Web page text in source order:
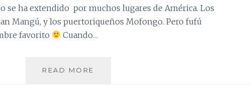
se ha extendido por muchos lugares de América. Los
Mangú, y los puertoriqueños Mofongo. Pero fufú
favorito
Cuando…
READ MORE